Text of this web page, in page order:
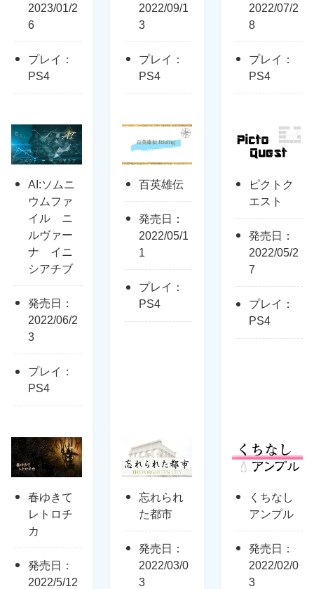
2023/01/2
6
プレイ：
PS4
2022/09/1
3
プレイ：
PS4
2022/07/2
8
プレイ：
PS4
AI:ソムニ
ウムファ
イル ニ
ルヴァー
ナ イニ
シアチブ
発売日：
2022/06/2
3
プレイ：
PS4
百英雄伝
発売日：
2022/05/1
1
プレイ：
PS4
ピクトク
エスト
発売日：
2022/05/2
7
プレイ：
PS4
春ゆきて
レトロチ
カ
発売日：
2022/5/12
忘れられ
た都市
発売日：
2022/03/0
3
くちなし
アンプル
発売日：
2022/02/0
3